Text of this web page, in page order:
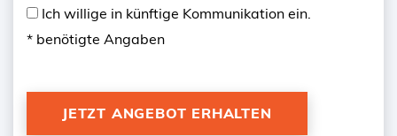
Ich willige in künftige Kommunikation ein.
* benötigte Angaben